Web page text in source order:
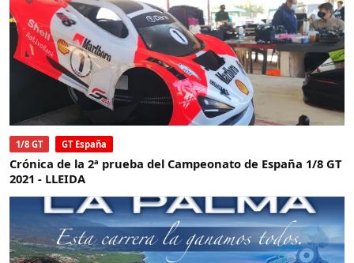
1/8 GT GT España
Crónica de la 2ª prueba del Campeonato de España 1/8 GT
2021 - LLEIDA